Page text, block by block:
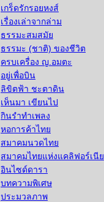
เกร็ดรักรอยหงส์
เรื่องเล่าจากล่าม
ธรรมะสมสมัย
ธรรมะ (ชาติ) ของชีวิต
ครบเครื่อง ญ.อมตะ
อยู่เพื่อบิน
ลิขิตฟ้า ชะตาดิน
เห็นมา เขียนไป
กินรำทำเพลง
หอการค้าไทย
สมาคมนวดไทย
สมาคมไทยแห่งแคลิฟอร์เนีย
อินไซด์ดารา
บทความพิเศษ
ประมวลภาพ